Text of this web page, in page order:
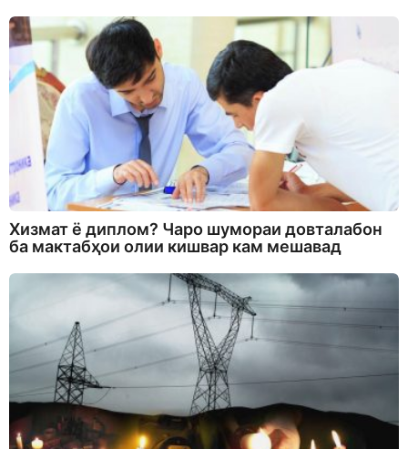
Хизмат ё диплом? Чаро шумораи довталабон
ба мактабҳои олии кишвар кам мешавад